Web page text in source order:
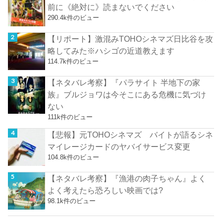
前に《絶対に》読まないでください
290.4k件のビュー
【リポート】激混みTOHOシネマズ日比谷を攻
略してみた※ハシゴの近道教えます
114.7k件のビュー
【ネタバレ考察】『パラサイト 半地下の家
族』ブルジョワは今そこにある危機に気づけ
ない
111k件のビュー
【悲報】元TOHOシネマズ バイトが語るシネ
マイレージカードのヤバイサービス変更
104.8k件のビュー
【ネタバレ考察】『漁港の肉子ちゃん』よく
よく考えたら恐ろしい映画では?
98.1k件のビュー